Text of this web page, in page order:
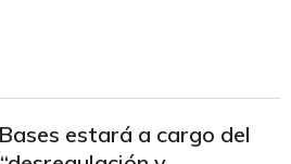
estará a cargo del